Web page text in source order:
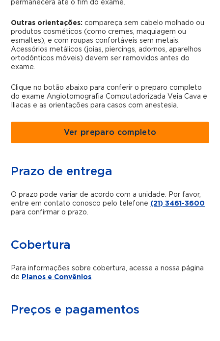
permanecerá até o fim do exame.
Outras orientações: compareça sem cabelo molhado ou
produtos cosméticos (como cremes, maquiagem ou
esmaltes), e com roupas confortáveis sem metais.
Acessórios metálicos (joias, piercings, adornos, aparelhos
ortodônticos móveis) devem ser removidos antes do
exame.
Clique no botão abaixo para conferir o preparo completo
do exame Angiotomografia Computadorizada Veia Cava e
Iliacas e as orientações para casos com anestesia.
Ver preparo completo
Prazo de entrega
O prazo pode variar de acordo com a unidade. Por favor,
entre em contato conosco pelo telefone (21) 3461-3600
para confirmar o prazo.
Cobertura
Para informações sobre cobertura, acesse a nossa página
de Planos e Convênios.
Preços e pagamentos